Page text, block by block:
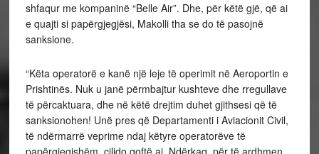
shfaqur me kompaninë “Belle Air”. Dhe, për këtë gjë, që ai
e quajti si papërgjegjësi, Makolli tha se do të pasojnë
sanksione.
“Këta operatorë e kanë një leje të operimit në Aeroportin e
Prishtinës. Nuk u janë përmbajtur kushteve dhe rregullave
të përcaktuara, dhe në këtë drejtim duhet gjithsesi që të
sanksionohen! Unë pres që Departamenti i Aviacionit Civil,
të ndërmarrë veprime ndaj këtyre operatorëve të
papërgjegjshëm, cilido qoftë ai. Ndërkaq, për të ardhmen